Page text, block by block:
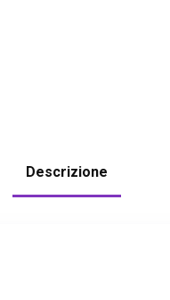
Descrizione